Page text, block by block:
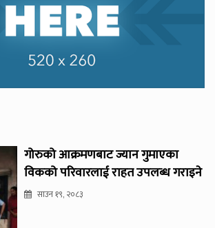
गोरुको आक्रमणबाट ज्यान गुमाएका
विकको परिवारलाई राहत उपलब्ध गराइने
साउन १९, २०८३